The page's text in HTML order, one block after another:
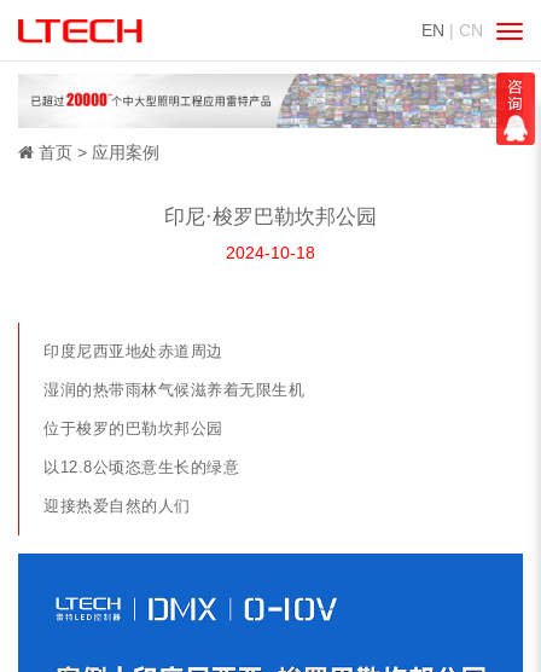
EN | CN
切
换
导
航
首页 应用案例
印尼·梭罗巴勒坎邦公园
2024-10-18
印度尼西亚地处赤道周边
湿润的热带雨林气候滋养着无限生机
位于梭罗的巴勒坎邦公园
以12.8公顷恣意生长的绿意
迎接热爱自然的人们